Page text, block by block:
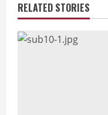
R
e
RELATED STORIES